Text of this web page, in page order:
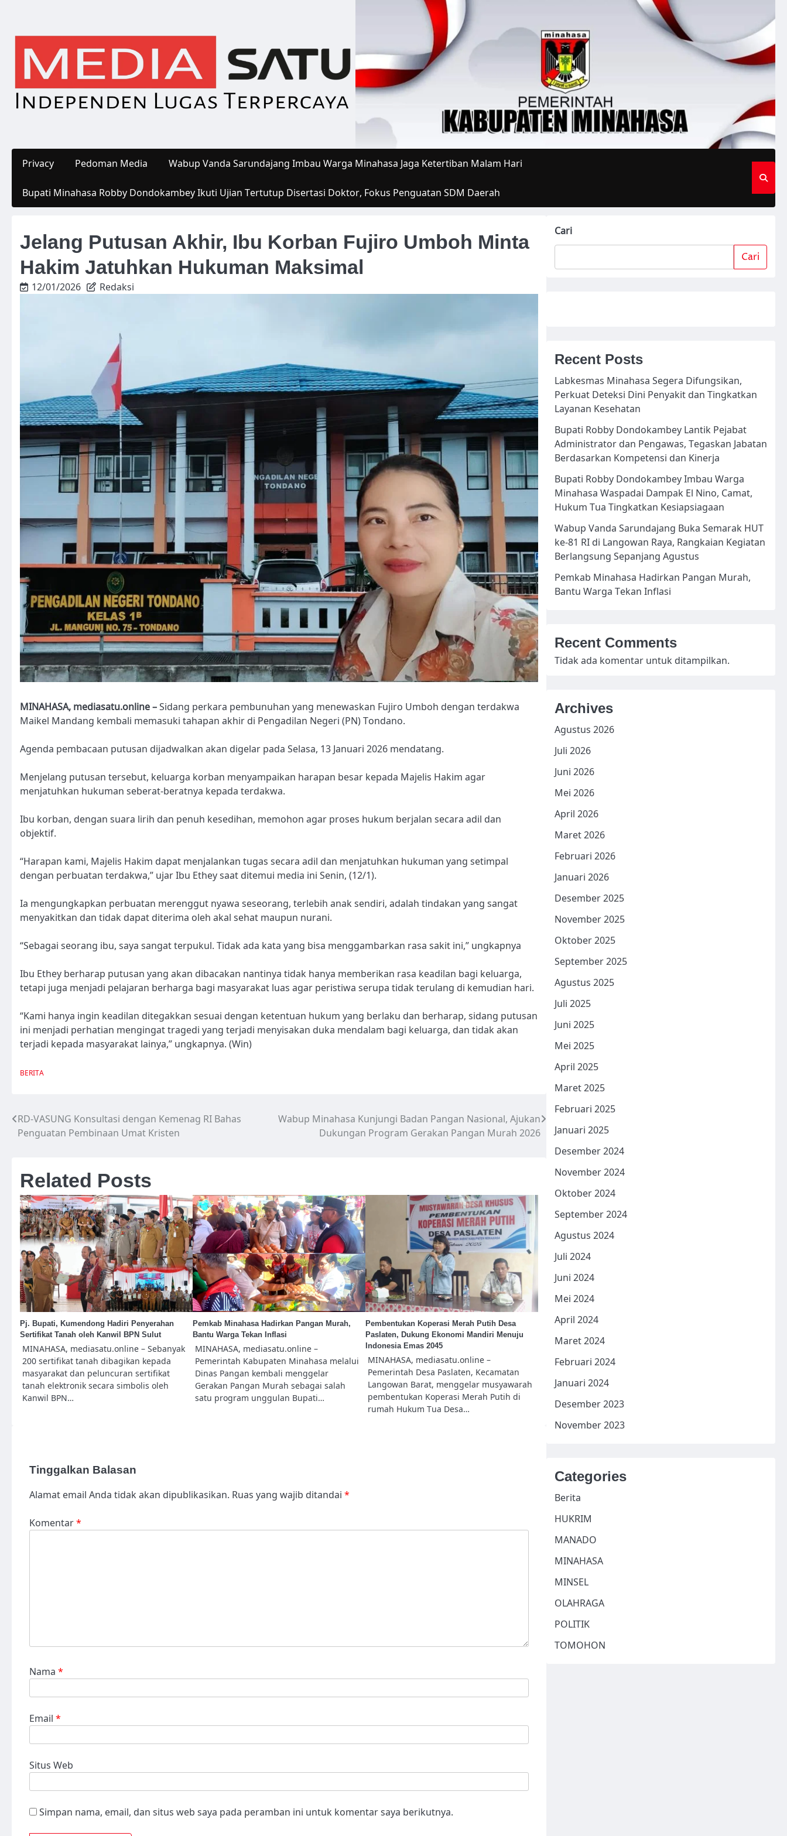
content
Privacy Pedoman Media Wabup Vanda Sarundajang Imbau Warga Minahasa Jaga Ketertiban Malam Hari
Bupati Minahasa Robby Dondokambey Ikuti Ujian Tertutup Disertasi Doktor, Fokus Penguatan SDM Daerah
Jelang Putusan Akhir, Ibu Korban Fujiro Umboh Minta
Hakim Jatuhkan Hukuman Maksimal
12/01/2026 Redaksi
MINAHASA, mediasatu.online –Sidang perkara pembunuhan yang menewaskan Fujiro Umboh dengan terdakwa
Maikel Mandang kembali memasuki tahapan akhir di Pengadilan Negeri (PN) Tondano.
Agenda pembacaan putusan dijadwalkan akan digelar pada Selasa, 13 Januari 2026 mendatang.
Menjelang putusan tersebut, keluarga korban menyampaikan harapan besar kepada Majelis Hakim agar
menjatuhkan hukuman seberat-beratnya kepada terdakwa.
Ibu korban, dengan suara lirih dan penuh kesedihan, memohon agar proses hukum berjalan secara adil dan
objektif.
“Harapan kami, Majelis Hakim dapat menjalankan tugas secara adil dan menjatuhkan hukuman yang setimpal
dengan perbuatan terdakwa,” ujar Ibu Ethey saat ditemui media ini Senin, (12/1).
Ia mengungkapkan perbuatan merenggut nyawa seseorang, terlebih anak sendiri, adalah tindakan yang sangat
menyakitkan dan tidak dapat diterima oleh akal sehat maupun nurani.
“Sebagai seorang ibu, saya sangat terpukul. Tidak ada kata yang bisa menggambarkan rasa sakit ini,” ungkapnya
Ibu Ethey berharap putusan yang akan dibacakan nantinya tidak hanya memberikan rasa keadilan bagi keluarga,
tetapi juga menjadi pelajaran berharga bagi masyarakat luas agar peristiwa serupa tidak terulang di kemudian hari.
“Kami hanya ingin keadilan ditegakkan sesuai dengan ketentuan hukum yang berlaku dan berharap, sidang putusan
ini menjadi perhatian mengingat tragedi yang terjadi menyisakan duka mendalam bagi keluarga, dan tidak akan
terjadi kepada masyarakat lainya,” ungkapnya. (Win)
BERITA
Navigasi
pos
RD-VASUNG Konsultasi dengan Kemenag RI Bahas
Penguatan Pembinaan Umat Kristen
Wabup Minahasa Kunjungi Badan Pangan Nasional, Ajukan
Dukungan Program Gerakan Pangan Murah 2026
Related Posts
Pj. Bupati, Kumendong Hadiri Penyerahan
Sertifikat Tanah oleh Kanwil BPN Sulut
MINAHASA, mediasatu.online – Sebanyak
200 sertifikat tanah dibagikan kepada
masyarakat dan peluncuran sertifikat
tanah elektronik secara simbolis oleh
Kanwil BPN…
Pemkab Minahasa Hadirkan Pangan Murah,
Bantu Warga Tekan Inflasi
MINAHASA, mediasatu.online –
Pemerintah Kabupaten Minahasa melalui
Dinas Pangan kembali menggelar
Gerakan Pangan Murah sebagai salah
satu program unggulan Bupati…
Pembentukan Koperasi Merah Putih Desa
Paslaten, Dukung Ekonomi Mandiri Menuju
Indonesia Emas 2045
MINAHASA, mediasatu.online –
Pemerintah Desa Paslaten, Kecamatan
Langowan Barat, menggelar musyawarah
pembentukan Koperasi Merah Putih di
rumah Hukum Tua Desa…
Tinggalkan Balasan
Alamat email Anda tidak akan dipublikasikan. Ruas yang wajib ditandai *
Komentar*
Nama *
Email *
Situs Web
Simpan nama, email, dan situs web saya pada peramban ini untuk komentar saya berikutnya.
Cari
Cari
Recent Posts
Labkesmas Minahasa Segera Difungsikan,
Perkuat Deteksi Dini Penyakit dan Tingkatkan
Layanan Kesehatan
Bupati Robby Dondokambey Lantik Pejabat
Administrator dan Pengawas, Tegaskan Jabatan
Berdasarkan Kompetensi dan Kinerja
Bupati Robby Dondokambey Imbau Warga
Minahasa Waspadai Dampak El Nino, Camat,
Hukum Tua Tingkatkan Kesiapsiagaan
Wabup Vanda Sarundajang Buka Semarak HUT
ke-81 RI di Langowan Raya, Rangkaian Kegiatan
Berlangsung Sepanjang Agustus
Pemkab Minahasa Hadirkan Pangan Murah,
Bantu Warga Tekan Inflasi
Recent Comments
Tidak ada komentar untuk ditampilkan.
Archives
Agustus 2026
Juli 2026
Juni 2026
Mei 2026
April 2026
Maret 2026
Februari 2026
Januari 2026
Desember 2025
November 2025
Oktober 2025
September 2025
Agustus 2025
Juli 2025
Juni 2025
Mei 2025
April 2025
Maret 2025
Februari 2025
Januari 2025
Desember 2024
November 2024
Oktober 2024
September 2024
Agustus 2024
Juli 2024
Juni 2024
Mei 2024
April 2024
Maret 2024
Februari 2024
Januari 2024
Desember 2023
November 2023
Categories
Berita
HUKRIM
MANADO
MINAHASA
MINSEL
OLAHRAGA
POLITIK
TOMOHON